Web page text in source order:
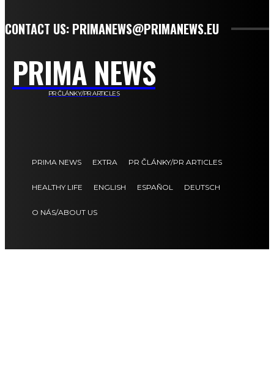
CONTACT US: PRIMANEWS@PRIMANEWS.EU
PRIMA NEWS
PR ČLÁNKY/PR ARTICLES
PRIMA NEWS EXTRA PR ČLÁNKY/PR ARTICLES
HEALTHY LIFE ENGLISH ESPAÑOL DEUTSCH
O NÁS/ABOUT US